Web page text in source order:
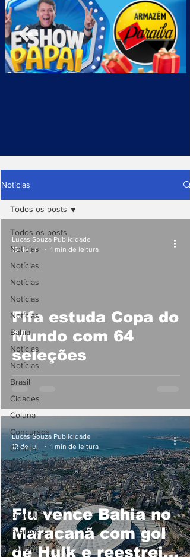
Notícias
Todos os posts
Notícias
Notícias
Notícias
Notícias
Notícias
Bahia
Notícias
Notícias
Brasil
Cidades
Coluna
Concursos
Cultura
Curtas e Rápidas
Educação
Emprego
Enquete
Eventos
Fotos
Todos os posts
Fifa estuda Copa do
Mundo com 64
seleções
Lucas Souza Publicidade
13 de jul.
1 min de leitura
Flu vence Bahia no
Maracanã com gol
de Hulk e reestreia
Lucas Souza Publicidade
12 de jul.
1 min de leitura